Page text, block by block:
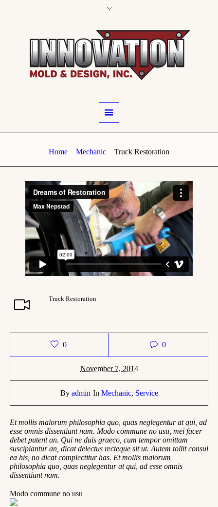
Home Mechanic Truck Restoration
Truck Restoration
0 0
November 7, 2014
By admin In Mechanic, Service
Et mollis malorum philosophia quo, quas neglegentur at qui, ad
esse omnis dissentiunt nam. Modo commune no usu, mei facer
debet putent an. Qui ne duis graeco, cum tempor omittam
suscipiantur an, dicat delectus recteque sit ut. Autem tollit consul
ea his, no dicat complectitur has. Et mollis malorum
philosophia quo, quas neglegentur at qui, ad esse omnis
dissentiunt nam.
Modo commune no usu